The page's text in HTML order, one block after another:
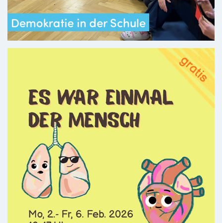
Demokratie in der Schule